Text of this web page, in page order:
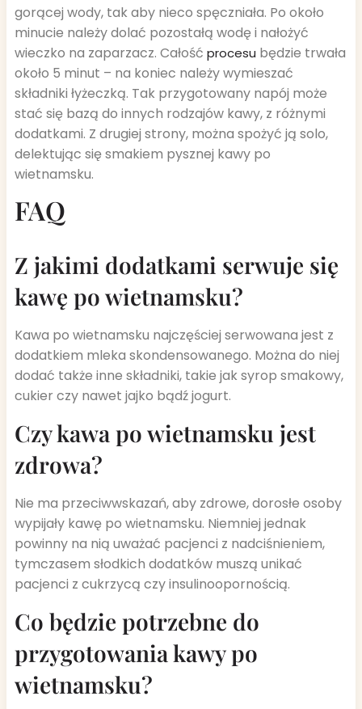
gorącej wody, tak aby nieco spęczniała. Po około
minucie należy dolać pozostałą wodę i nałożyć
wieczko na zaparzacz. Całość procesu będzie trwała
około 5 minut – na koniec należy wymieszać
składniki łyżeczką. Tak przygotowany napój może
stać się bazą do innych rodzajów kawy, z różnymi
dodatkami. Z drugiej strony, można spożyć ją solo,
delektując się smakiem pysznej kawy po
wietnamsku.
FAQ
Z jakimi dodatkami serwuje się
kawę po wietnamsku?
Kawa po wietnamsku najczęściej serwowana jest z
dodatkiem mleka skondensowanego. Można do niej
dodać także inne składniki, takie jak syrop smakowy,
cukier czy nawet jajko bądź jogurt.
Czy kawa po wietnamsku jest
zdrowa?
Nie ma przeciwwskazań, aby zdrowe, dorosłe osoby
wypijały kawę po wietnamsku. Niemniej jednak
powinny na nią uważać pacjenci z nadciśnieniem,
tymczasem słodkich dodatków muszą unikać
pacjenci z cukrzycą czy insulinoopornością.
Co będzie potrzebne do
przygotowania kawy po
wietnamsku?